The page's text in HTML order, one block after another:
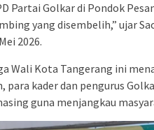
Partai Golkar di Pondok
yang disembelih,” ujar
2026.
Wali Kota Tangerang ini
para kader dan pengurus
guna menjangkau